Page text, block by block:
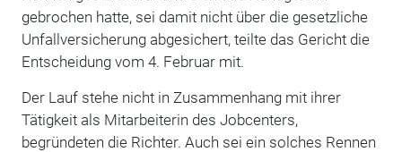
gebrochen hatte, sei damit nicht über die gesetzliche
Unfallversicherung abgesichert, teilte das Gericht die
Entscheidung vom 4. Februar mit.
Der Lauf stehe nicht in Zusammenhang mit ihrer
Tätigkeit als Mitarbeiterin des Jobcenters,
begründeten die Richter. Auch sei ein solches Rennen